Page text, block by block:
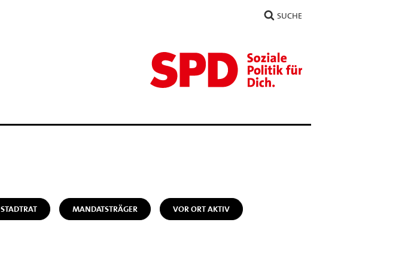
SUCHE
STADTRAT MANDATSTRÄGER VOR ORT AKTIV